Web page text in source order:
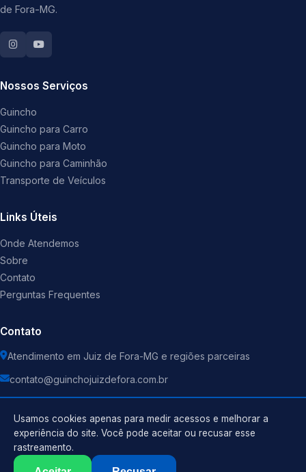
de Fora-MG.
Nossos Serviços
Guincho
Guincho para Carro
Guincho para Moto
Guincho para Caminhão
Transporte de Veículos
Links Úteis
Onde Atendemos
Sobre
Contato
Perguntas Frequentes
Contato
Atendimento em Juiz de Fora-MG e regiões parceiras
contato@guinchojuizdefora.com.br
Guincho . Todos os direitos reservados.
Usamos cookies apenas para medir acessos e melhorar a
experiência do site. Você pode aceitar ou recusar esse
rastreamento.